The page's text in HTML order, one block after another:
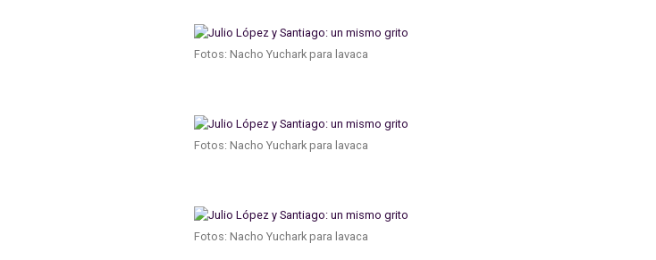
Fotos: Nacho Yuchark para lavaca
Fotos: Nacho Yuchark para lavaca
Fotos: Nacho Yuchark para lavaca